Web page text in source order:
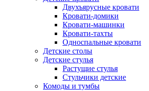
Двухъярусные кровати
Кровати-домики
Кровати-машинки
Кровати-тахты
Односпальные кровати
Детские столы
Детские стулья
Растущие стулья
Стульчики детские
Комоды и тумбы